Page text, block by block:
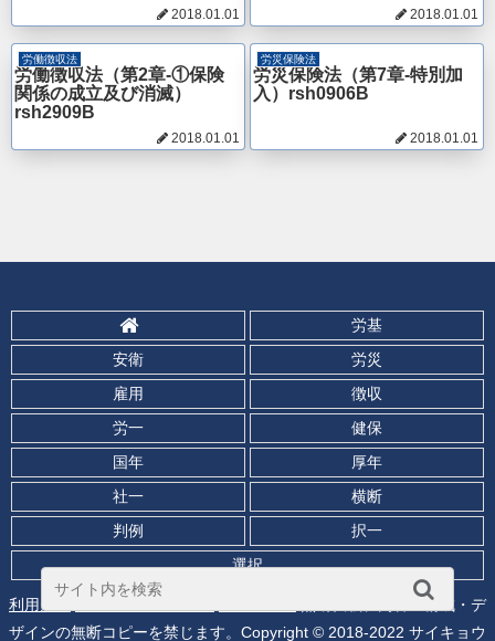
2018.01.01 2018.01.01
労働徴収法
労働徴収法（第2章-①保険
関係の成立及び消滅）
rsh2909B
2018.01.01
労災保険法
労災保険法（第7章-特別加
入）rsh0906B
2018.01.01
労基
安衛
労災
雇用
徴収
労一
健保
国年
厚年
社一
横断
判例
択一
選択
利用規約
無断転載、内容・構成・デ
ザインの無断コピーを禁じます。Copyright © 2018-2022 サイキョウ